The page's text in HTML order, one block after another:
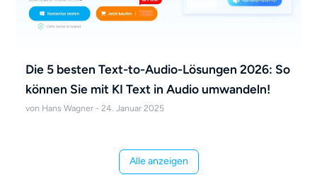
Die 5 besten Text-to-Audio-Lösungen 2026: So
können Sie mit KI Text in Audio umwandeln!
von Hans Wagner - 24. Januar 2025
Alle anzeigen